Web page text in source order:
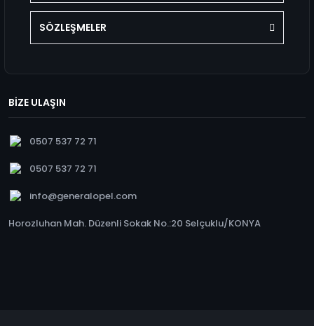
SÖZLEŞMELER
BİZE ULAŞIN
0507 537 72 71
0507 537 72 71
info@generalopel.com
Horozluhan Mah. Düzenli Sokak No.:20 Selçuklu/KONYA